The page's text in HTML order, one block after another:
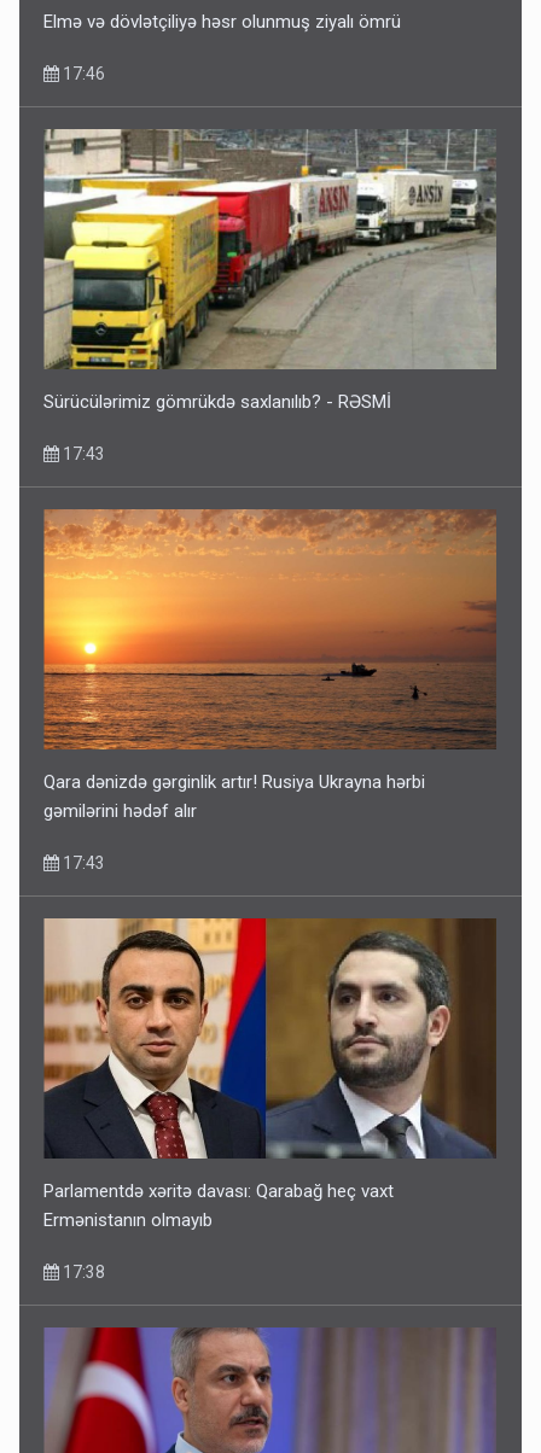
Elmə və dövlətçiliyə həsr olunmuş ziyalı ömrü
17:46
Sürücülərimiz gömrükdə saxlanılıb? - RƏSMİ
17:43
Qara dənizdə gərginlik artır! Rusiya Ukrayna hərbi
gəmilərini hədəf alır
17:43
Parlamentdə xəritə davası: Qarabağ heç vaxt
Ermənistanın olmayıb
17:38